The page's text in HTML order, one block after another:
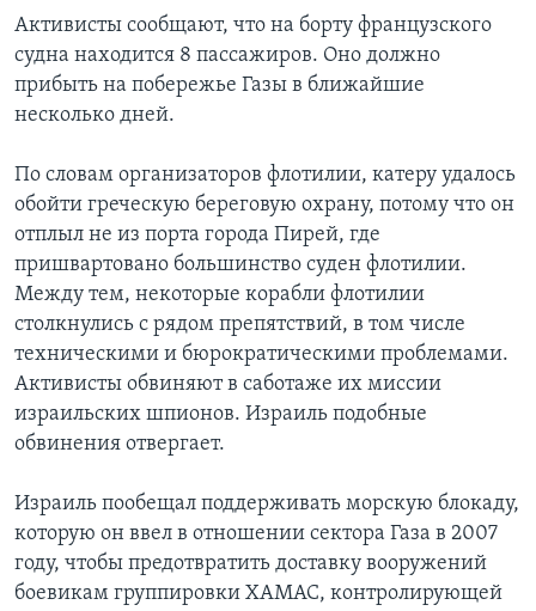
Активисты сообщают, что на борту французского
судна находится 8 пассажиров. Оно должно
прибыть на побережье Газы в ближайшие
несколько дней.
По словам организаторов флотилии, катеру удалось
обойти греческую береговую охрану, потому что он
отплыл не из порта города Пирей, где
пришвартовано большинство суден флотилии.
Между тем, некоторые корабли флотилии
столкнулись с рядом препятствий, в том числе
техническими и бюрократическими проблемами.
Активисты обвиняют в саботаже их миссии
израильских шпионов. Израиль подобные
обвинения отвергает.
Израиль пообещал поддерживать морскую блокаду,
которую он ввел в отношении сектора Газа в 2007
году, чтобы предотвратить доставку вооружений
боевикам группировки ХАМАС, контролирующей